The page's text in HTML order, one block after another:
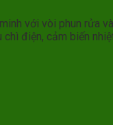
với vòi phun rửa
điện, cảm biến